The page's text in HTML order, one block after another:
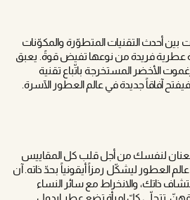
بين أحدث التقنيات المتطوّرة والمكوّنات
عطرية فريدة من نوعها تفيض قوةً. يعبق
الأخضر المستخرجة باتّباع تقنية
آفاقاً جديدة في عالم العطور الآسرة.
لنفسك من أجل قلب كل المقاييس
العطور ليشكّل رمزاً أيقونياً بحدّ ذاته. آن
ذاتك، والانخراط مع سائر النساء
تتحلّى كلّ امرأة تضع عطر إيدول